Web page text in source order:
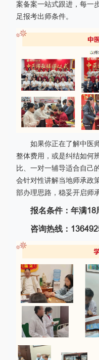
案备案一站式跟进，每一
足报考出师条件。
如果你正在了解中医
整体费用，或是纠结如何
比、一对一辅导适合自己
会针对性讲解当地师承政
部办理思路，稳妥开启师
报名条件：年满18
咨询热线：